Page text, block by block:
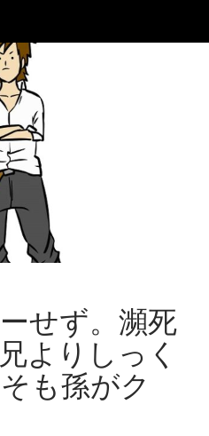
せず。瀕死
よりしっく
も孫がク